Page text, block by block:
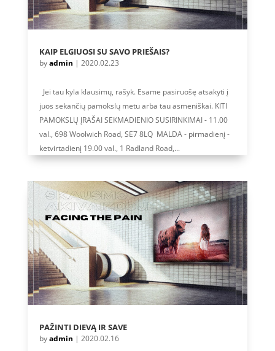
KAIP ELGIUOSI SU SAVO PRIEŠAIS?
byadmin | 2020.02.23
Jei tau kyla klausimų, rašyk. Esame pasiruošę atsakyti į
juos sekančių pamokslų metu arba tau asmeniškai. KITI
PAMOKSLŲ ĮRAŠAI SEKMADIENIO SUSIRINKIMAI - 11.00
val., 698 Woolwich Road, SE7 8LQ MALDA - pirmadienį -
ketvirtadienį 19.00 val., 1 Radland Road,...
PAŽINTI DIEVĄ IR SAVE
byadmin | 2020.02.16